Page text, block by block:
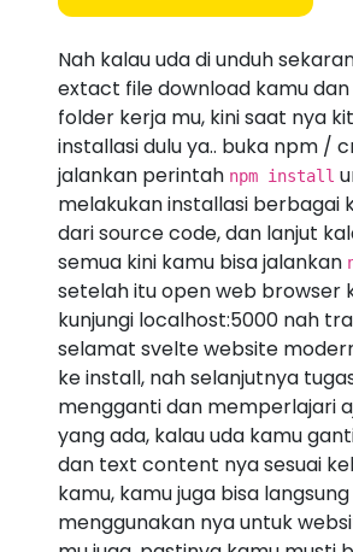
Nah kalau uda di unduh
extact file download kamu
folder kerja mu, kini saat nya
installasi dulu ya.. buka npm /
jalankan perintah npm install
melakukan installasi berbagai
dari source code, dan lanjut
semua kini kamu bisa jalankan
setelah itu open web browser
kunjungi localhost:5000 nah
selamat svelte website
ke install, nah selanjutnya
mengganti dan memperlajari
yang ada, kalau uda kamu
dan text content nya sesuai
kamu, kamu juga bisa langsung
menggunakan nya untuk